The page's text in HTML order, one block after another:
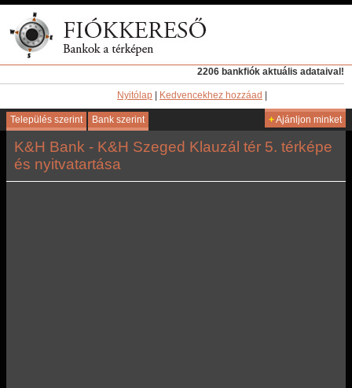
2206 bankfiók aktuális adataival!
Nyitólap Kedvencekhez hozzáad
Település szerint Bank szerint +Ajánljon minket
K&H Bank - K&H Szeged Klauzál tér 5. térképe
és nyitvatartása